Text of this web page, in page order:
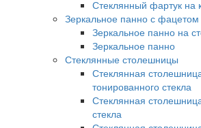
Стеклянный фартук на
Зеркальное панно с фацетом
Зеркальное панно на
Зеркальное панно
Стеклянные столешницы
Стеклянная
тонированного стекла
Стеклянная
стекла